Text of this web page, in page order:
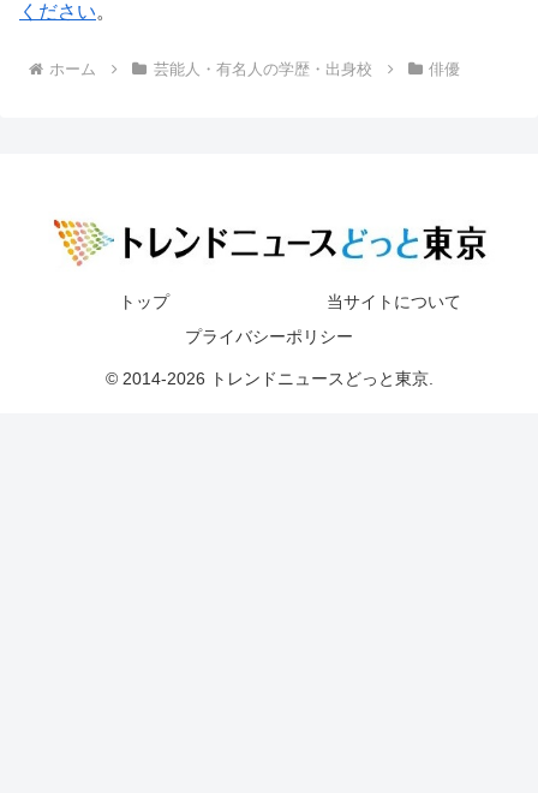
ください。
ホーム 芸能人・有名人の学歴・出身校 俳優
トップ
当サイトについて
プライバシーポリシー
© 2014-2026 トレンドニュースどっと東京.